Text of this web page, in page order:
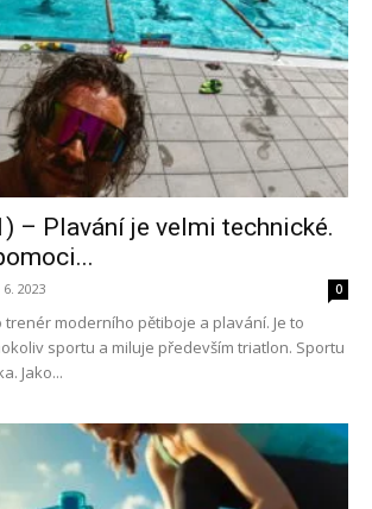
– Plavání je velmi technické.
6. 2023 0
moderního pětiboje a plavání. Je to
sportu a miluje především triatlon. Sportu
Jako...